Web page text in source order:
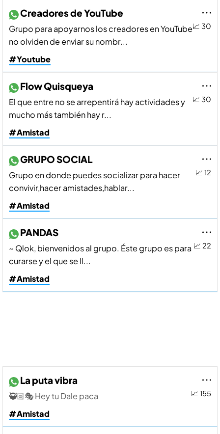
📈 30
Creadores de YouTube
Grupo para apoyarnos los creadores en YouTube
no olviden de enviar su nombr...
#Youtube
📈 30
Flow Quisqueya
El que entre no se arrepentirá hay actividades y
mucho más también hay r...
#Amistad
📈 12
GRUPO SOCIAL
Grupo en donde puedes socializar para hacer
convivir,hacer amistades,hablar...
#Amistad
📈 22
PANDAS
~ Qlok, bienvenidos al grupo. Éste grupo es para
curarse y el que se ll...
#Amistad
📈 155
La puta vibra
🥷🏻🎭 Hey tu Dale paca
#Amistad